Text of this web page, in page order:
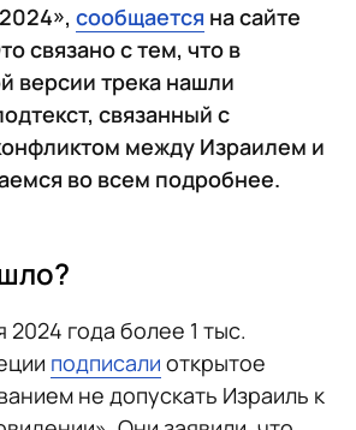
сообщается на сайте
связано с тем, что в
версии трека нашли
связанный с
между Израилем и
во всем подробнее.
2024 года более 1 тыс.
подписали открытое
не допускать Израиль к